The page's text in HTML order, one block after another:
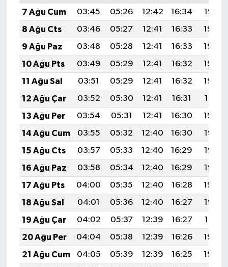
7 Ağu Cum
03:45 05:26 12:42 16:34
19:47
8 Ağu Cts
03:46 05:27 12:41 16:33
19:46
9 Ağu Paz
03:48 05:28 12:41 16:33
19:45
10 Ağu Pts
03:49 05:29 12:41 16:32
19:44
11 Ağu Sal
03:51 05:29 12:41 16:32
19:42
12 Ağu Çar
03:52 05:30 12:41 16:31
19:41
13 Ağu Per
03:54 05:31 12:41 16:30
19:40
14 Ağu Cum
03:55 05:32 12:40 16:30
19:38
15 Ağu Cts
03:57 05:33 12:40 16:29
19:37
16 Ağu Paz
03:58 05:34 12:40 16:29
19:36
17 Ağu Pts
04:00 05:35 12:40 16:28
19:34
18 Ağu Sal
04:01 05:36 12:40 16:27
19:33
19 Ağu Çar
04:02 05:37 12:39 16:27
19:31
20 Ağu Per
04:04 05:38 12:39 16:26
19:30
21 Ağu Cum
04:05 05:39 12:39 16:25
19:29